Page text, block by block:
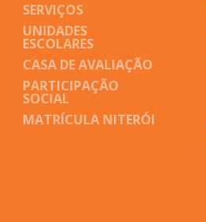
SERVIÇOS
UNIDADES
ESCOLARES
CASA DE AVALIAÇÃO
PARTICIPAÇÃO
SOCIAL
MATRÍCULA NITERÓI